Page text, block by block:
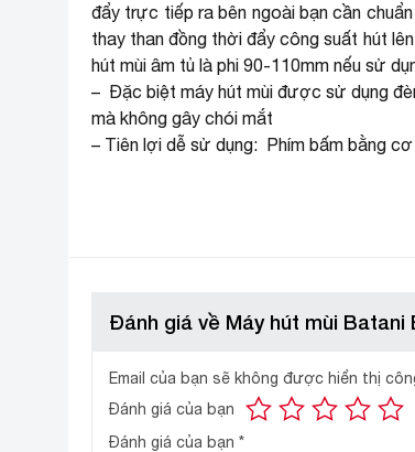
đẩy trực tiếp ra bên ngoài bạn cần
thay than đồng thời đẩy công suất hút
hút mùi âm tủ là phi 90-110mm nếu sử
– Đặc biệt máy hút mùi được sử dụng
mà không gây chói mắt
– Tiên lợi dễ sử dụng: Phím bấm bằng
Đánh giá về Máy hút mùi Batani
Email của bạn sẽ không được hiển thị
Đánh giá của bạn
Đánh giá của bạn *